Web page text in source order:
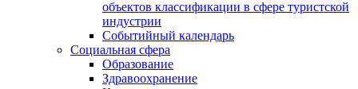
объектов классификации в сфере туристской
индустрии
Событийный календарь
Социальная сфера
Образование
Здравоохранение